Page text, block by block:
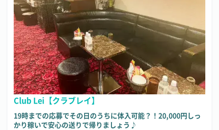
Club Lei【クラブレイ】
19時までの応募でその日のうちに体入可能？！20,000円しっ
かり稼いで安心の送りで帰りましょう♪